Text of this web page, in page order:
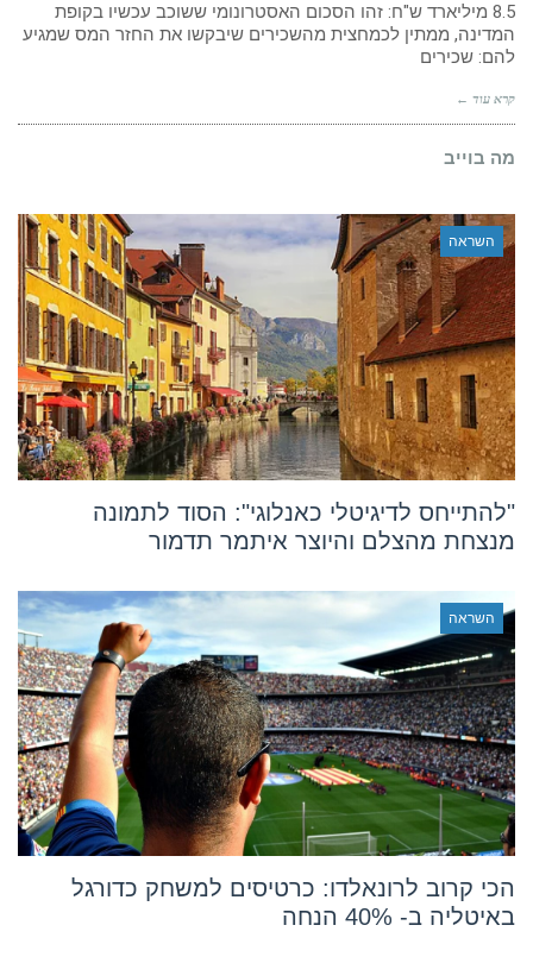
רק
תבקשו":
החזר
8.5 מיליארד ש"ח: זהו הסכום האסטרונומי ששוכב עכשיו בקופת
המדינה, ממתין לכמחצית מהשכירים שיבקשו את החזר המס שמגיע
להם: שכירים
קרא עוד ←
מה בוייב
השראה
"להתייחס לדיגיטלי כאנלוגי": הסוד לתמונה
מנצחת מהצלם והיוצר איתמר תדמור
השראה
הכי קרוב לרונאלדו: כרטיסים למשחק כדורגל
באיטליה ב- 40% הנחה